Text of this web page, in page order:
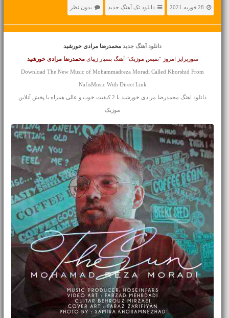
28 فوریه 2021 دانلود تک آهنگ جدید بدون نظر
دانلود آهنگ جدید محمدرضا مرادی خورشید
سورپرایز امروز “نفیس موزیک” آهنگ بسیار زیبایمحمدرضا مرادی خورشید
Download The New Music of Mohammadreza Moradi Called Khorshid From
NafisMusic With Direct Link
دانلود اهنگ محمدرضا مرادی خورشید با 2 کیفیت خوب و عالی همراه با پخش آنلاین
موزیک